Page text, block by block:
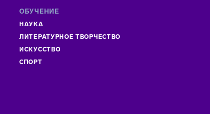
ОБУЧЕНИЕ
НАУКА
ЛИТЕРАТУРНОЕ ТВОРЧЕСТВО
ИСКУСCТВО
СПОРТ